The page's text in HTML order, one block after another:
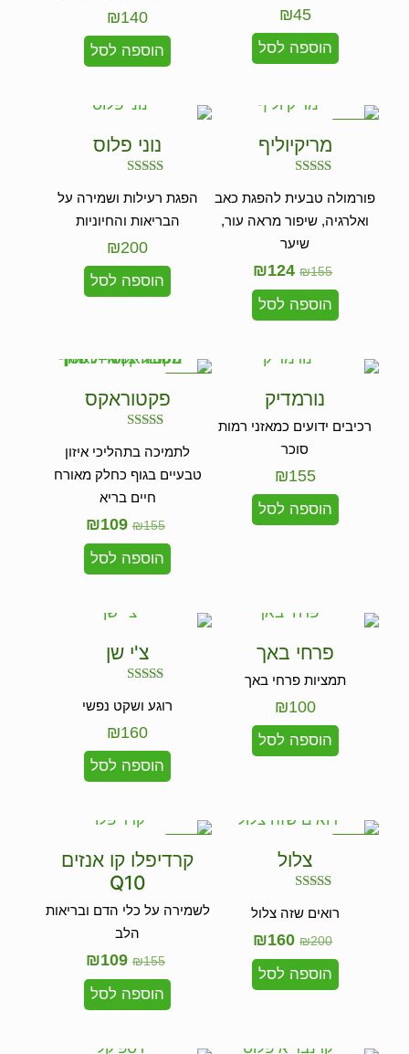
₪45
הוספה לסל
₪140
הוספה לסל
מריקיוליף
4.50
פורמולה טבעית להפגת כאב
ואלרגיה, שיפור מראה עור,
שיער
₪155
₪124
הוספה לסל
נוני פלוס
4.75
הפגת רעילות ושמירה על
הבריאות והחיוניות
₪200
הוספה לסל
נורמדיק
רכיבים ידועים כמאזני רמות
סוכר
₪155
הוספה לסל
פקטוראקס
5.00
לתמיכה בתהליכי איזון
טבעיים בגוף כחלק מאורח
חיים בריא
₪155
₪109
הוספה לסל
פרחי באך
תמציות פרחי באך
₪100
הוספה לסל
צ'י שן
4.75
רוגע ושקט נפשי
₪160
הוספה לסל
צלול
5.00
רואים שזה צלול
₪200
₪160
הוספה לסל
קרדיפלו קו אנזים
Q10
לשמירה על כלי הדם ובריאות
הלב
₪155
₪109
הוספה לסל